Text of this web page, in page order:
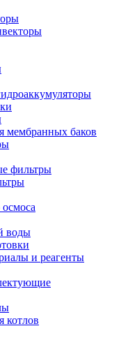
мембранных баков
фильтры
воды
и реагенты
котлов